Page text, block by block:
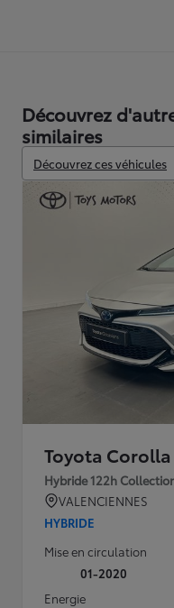
Découvrez
similaires
Découvrez ces véhicules
Toyota Corolla
Hybride 122h
VALENCIENNES
HYBRIDE
Mise en circulation
01-2020
Energie